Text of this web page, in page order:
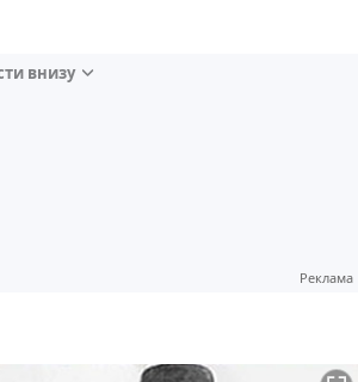
внизу
Реклама